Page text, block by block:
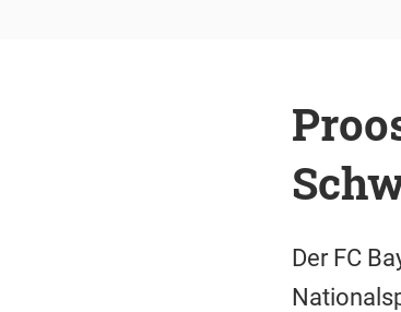
Der FC